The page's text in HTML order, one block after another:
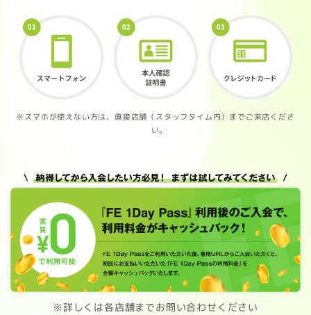
※スマホが使えない方は、直接店舗（スタッフタイム内）までご来店くださ
い。
※詳しくは各店舗までお問い合わせください